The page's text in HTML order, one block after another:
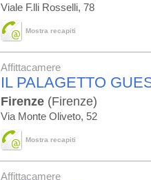
Viale F.lli Rosselli, 78
Mostra recapiti
Affittacamere
IL PALAGETTO
Firenze (Firenze)
Via Monte Oliveto, 52
Mostra recapiti
Affittacamere